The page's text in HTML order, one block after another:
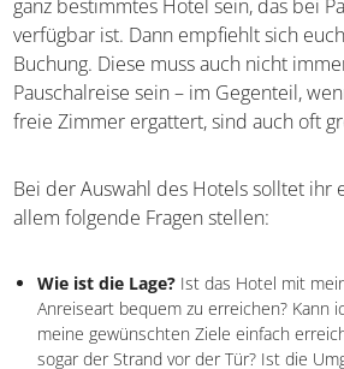
Dieser Schritt entfällt natürlich, wenn
schon für die Kombination Flug &
Pauschalreise entschieden habt.
ein ganz bestimmtes Hotel sein, das
verfügbar ist. Dann empfiehlt sich
Pauschalreise sein – im Gegenteil,
letzte freie Zimmer ergattert, sind auch
Bei der Auswahl des Hotels solltet ihr
allem folgende Fragen stellen: